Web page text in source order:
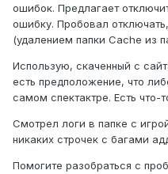
ошибок. Предлагает
ошибку. Пробовал
(удалением папки Cache из
Использую, скаченный с
есть предположение, что
самом спектактре. Есть что-
Смотрел логи в папке с
никаких строчек с багами
Помогите разобраться с